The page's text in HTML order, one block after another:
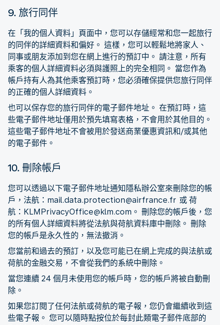
9. 旅行同伴
在「我的個人資料」頁面中，您可以存儲經常和您一起旅行
的同伴的詳細資料和偏好。 這樣，您可以輕鬆地將家人、
同事或朋友添加到您在網上進行的預訂中。 請注意，所有
乘客的個人詳細資料必須與護照上的完全相同。 當您作為
帳戶持有人為其他乘客預訂時，您必須確保提供您旅行同伴
的正確的個人詳細資料。
也可以保存您的旅行同伴的電子郵件地址。 在預訂時，這
些電子郵件地址僅用於預先填寫表格，不會用於其他目的。
這些電子郵件地址不會被用於發送商業優惠資訊和/或其他
的電子郵件。
10. 刪除帳戶
您可以透過以下電子郵件地址通知隱私辦公室來刪除您的帳
戶，法航：mail.data.protection@airfrance.fr 或 荷
航：KLMPrivacyOffice@klm.com。 刪除您的帳戶後，您
的所有個人詳細資料將從法航與荷航資料庫中刪除。 刪除
您的帳戶是永久性的，無法撤消。
您當前和過去的預訂，以及您可能已在網上完成的與法航或
荷航的金融交易，不會從我們的系統中刪除。
當您連續 24 個月未使用您的帳戶時，您的帳戶將被自動刪
除。
如果您訂閱了任何法航或荷航的電子報，您仍會繼續收到這
些電子報。 您可以隨時點按位於每封此類電子郵件底部的